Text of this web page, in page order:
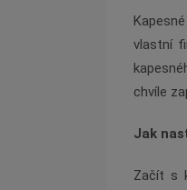
vlastní
chvíle
Jak
Začít s